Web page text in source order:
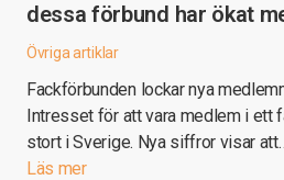
dessa förbund har ökat
Övriga artiklar
Fackförbunden lockar nya
Intresset för att vara medlem i ett
stort i Sverige. Nya siffror visar
Läs mer